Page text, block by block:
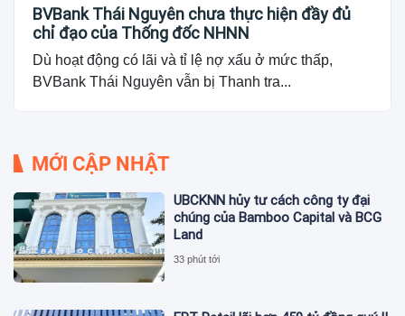
BVBank Thái Nguyên chưa thực hiện đầy đủ
chỉ đạo của Thống đốc NHNN
Dù hoạt động có lãi và tỉ lệ nợ xấu ở mức thấp,
BVBank Thái Nguyên vẫn bị Thanh tra...
MỚI CẬP NHẬT
UBCKNN hủy tư cách công ty đại
chúng của Bamboo Capital và BCG
Land
33 phút tới